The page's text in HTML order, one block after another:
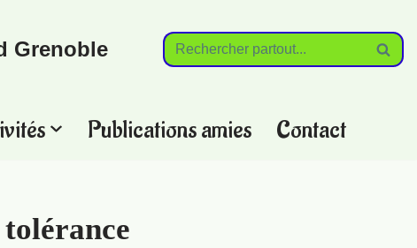
Grenoble
Publications amies Contact
tolérance